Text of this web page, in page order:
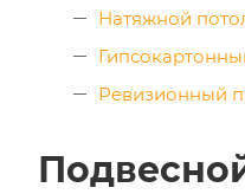
Натяжной
Ревизионный